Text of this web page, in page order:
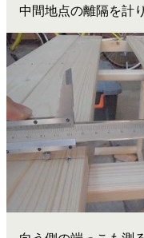
中間地点の離隔を